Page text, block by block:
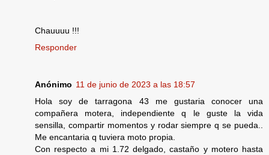
Chauuuu !!!
Responder
Anónimo 11 de junio de 2023 a las 18:57
Hola soy de tarragona 43 me gustaria conocer una
compañera motera, independiente q le guste la vida
sensilla, compartir momentos y rodar siempre q se pueda..
Me encantaria q tuviera moto propia.
Con respecto a mi 1.72 delgado, castaño y motero hasta